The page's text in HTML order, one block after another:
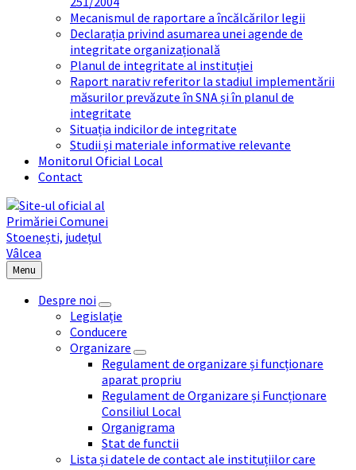
Mecanismul de raportare a încălcărilor legii
Declarația privind asumarea unei agende de
integritate organizațională
Planul de integritate al instituției
Raport narativ referitor la stadiul implementării
măsurilor prevăzute în SNA și în planul de
integritate
Situația indicilor de integritate
Studii și materiale informative relevante
Monitorul Oficial Local
Contact
Menu
Despre noi
Legislație
Conducere
Organizare
Regulament de organizare și funcționare
aparat propriu
Regulament de Organizare și Funcționare
Consiliul Local
Organigrama
Stat de functii
Lista și datele de contact ale instituțiilor care